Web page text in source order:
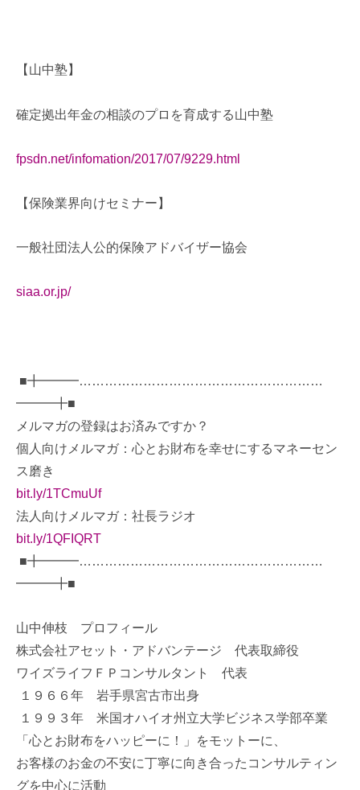
【山中塾】
確定拠出年金の相談のプロを育成する山中塾
fpsdn.net/infomation/2017/07/9229.html
【保険業界向けセミナー】
一般社団法人公的保険アドバイザー協会
siaa.or.jp/
■╋━━━…………………………………………………
━━━╋■
メルマガの登録はお済みですか？
個人向けメルマガ：心とお財布を幸せにするマネーセン
ス磨き
bit.ly/1TCmuUf
法人向けメルマガ：社長ラジオ
bit.ly/1QFIQRT
■╋━━━…………………………………………………
━━━╋■
山中伸枝 プロフィール
株式会社アセット・アドバンテージ 代表取締役
ワイズライフＦＰコンサルタント 代表
１９６６年 岩手県宮古市出身
１９９３年 米国オハイオ州立大学ビジネス学部卒業
「心とお財布をハッピーに！」をモットーに、
お客様のお金の不安に丁寧に向き合ったコンサルティン
グを中心に活動